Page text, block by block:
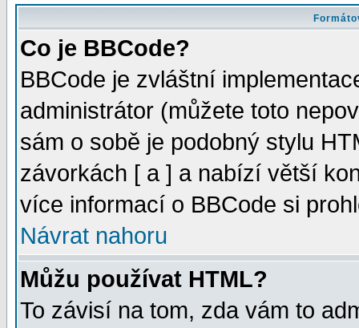
Co je BBCode?
BBCode je zvláštní
administrátor (můžete toto
sám o sobě je podobný stylu
závorkách [ a ] a nabízí větší
více informací o BBCode si
Návrat nahoru
Můžu používat HTML?
To závisí na tom, zda vám to